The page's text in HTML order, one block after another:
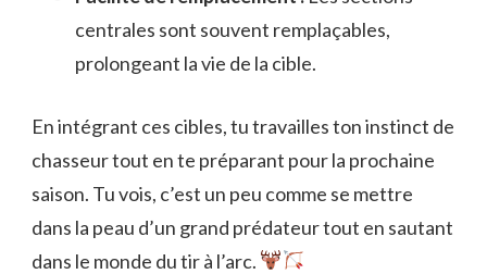
centrales sont souvent remplaçables,
prolongeant la vie de la cible.
En intégrant ces cibles, tu travailles ton instinct de
chasseur tout en te préparant pour la prochaine
saison. Tu vois, c’est un peu comme se mettre
dans la peau d’un grand prédateur tout en sautant
dans le monde du tir à l’arc.